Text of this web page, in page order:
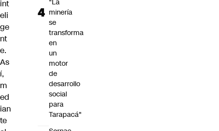
int
eli
ge
nt
e.
As
í,
m
ed
ian
te
"La
minería
se
transforma
en
un
motor
de
desarrollo
social
para
Tarapacá"